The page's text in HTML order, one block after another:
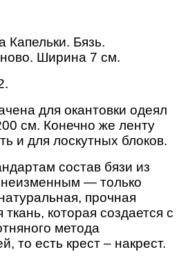
Капельки. Бязь.
Ширина 7 см.
для окантовки одеял
см. Конечно же ленту
и для лоскутных блоков.
состав бязи из
неизменным — только
прочная
которая создается с
метода
то есть крест – накрест.